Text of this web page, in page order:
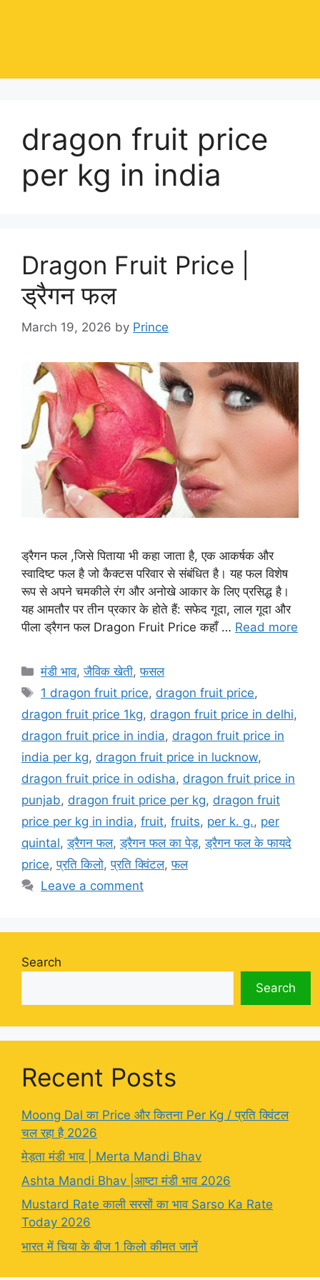
dragon fruit price
per kg in india
Dragon Fruit Price |
ड्रैगन फल
March 19, 2026 by Prince
ड्रैगन फल ,जिसे पिताया भी कहा जाता है, एक आकर्षक और
स्वादिष्ट फल है जो कैक्टस परिवार से संबंधित है। यह फल विशेष
रूप से अपने चमकीले रंग और अनोखे आकार के लिए प्रसिद्ध है।
यह आमतौर पर तीन प्रकार के होते हैं: सफेद गूदा, लाल गूदा और
पीला ड्रैगन फल Dragon Fruit Price कहाँ … Read more
Categories
मंडी भाव,जैविक खेती,फसल
Tags
1 dragon fruit price, dragon fruit price,
dragon fruit price 1kg, dragon fruit price in delhi,
dragon fruit price in india, dragon fruit price in
india per kg, dragon fruit price in lucknow,
dragon fruit price in odisha, dragon fruit price in
punjab, dragon fruit price per kg, dragon fruit
price per kg in india, fruit, fruits, per k. g., per
quintal,ड्रैगन फल,ड्रैगन फल का पेड़,ड्रैगन फल के फायदे
price,प्रति किलो,प्रति क्विंटल,फल
Leave a comment
Search
Search
Recent Posts
Moong Dal का Price और कितना Per Kg / प्रति क्विंटल
चल रहा है 2026
मेड़ता मंडी भाव | Merta Mandi Bhav
Ashta Mandi Bhav |आष्टा मंडी भाव 2026
Mustard Rate काली सरसों का भाव Sarso Ka Rate
Today 2026
भारत में चिया के बीज 1 किलो कीमत जानें